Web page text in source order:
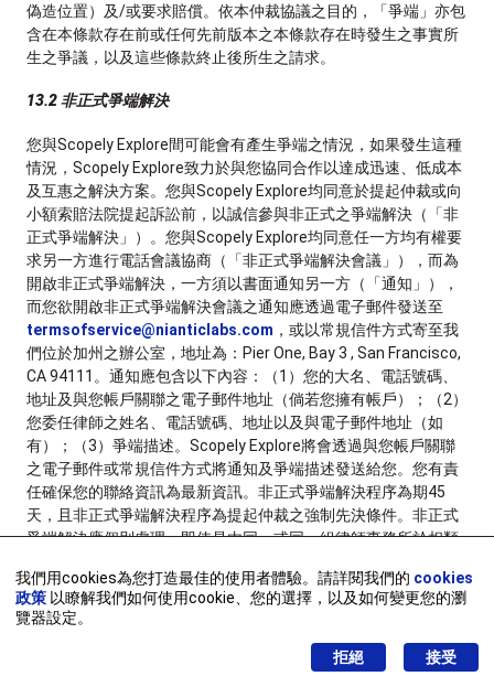
偽造位置）及/或要求賠償。依本仲裁協議之目的，「爭端」亦包
含在本條款存在前或任何先前版本之本條款存在時發生之事實所
生之爭議，以及這些條款終止後所生之請求。
13.2 非正式爭端解決
您與Scopely Explore間可能會有產生爭端之情況，如果發生這種
情況，Scopely Explore致力於與您協同合作以達成迅速、低成本
及互惠之解決方案。您與Scopely Explore均同意於提起仲裁或向
小額索賠法院提起訴訟前，以誠信參與非正式之爭端解決（「非
正式爭端解決」）。您與Scopely Explore均同意任一方均有權要
求另一方進行電話會議協商（「非正式爭端解決會議」），而為
開啟非正式爭端解決，一方須以書面通知另一方（「通知」），
而您欲開啟非正式爭端解決會議之通知應透過電子郵件發送至
termsofservice@nianticlabs.com ，或以常規信件方式寄至我
們位於加州之辦公室，地址為：Pier One, Bay 3 , San Francisco,
CA 94111。通知應包含以下內容：（1）您的大名、電話號碼、
地址及與您帳戶關聯之電子郵件地址（倘若您擁有帳戶）；（2）
您委任律師之姓名、電話號碼、地址以及與電子郵件地址（如
有）；（3）爭端描述。Scopely Explore將會透過與您帳戶關聯
之電子郵件或常規信件方式將通知及爭端描述發送給您。您有責
任確保您的聯絡資訊為最新資訊。非正式爭端解決程序為期45
天，且非正式爭端解決程序為提起仲裁之強制先決條件。非正式
爭端解決應個別處理，即使是由同一或同一組律師事務所於相類
端時，均應單獨舉行會議。如果您係由律師代理，您的律師可以
參加會議，但您亦須親自參與會議。於當事人參與非正式爭端解
決之期間，時效與任何申請費用之期限均應中止。
我們用cookies為您打造最佳的使用者體驗。請詳閱我們的 cookies
政策 以瞭解我們如何使用cookie、您的選擇，以及如何變更您的瀏
覽器設定。
接受
拒絕